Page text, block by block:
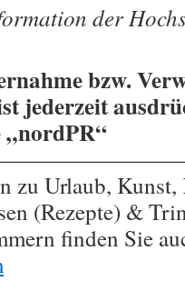
der
bzw.
jederzeit
zu Urlaub,
(Rezepte) &
finden Sie